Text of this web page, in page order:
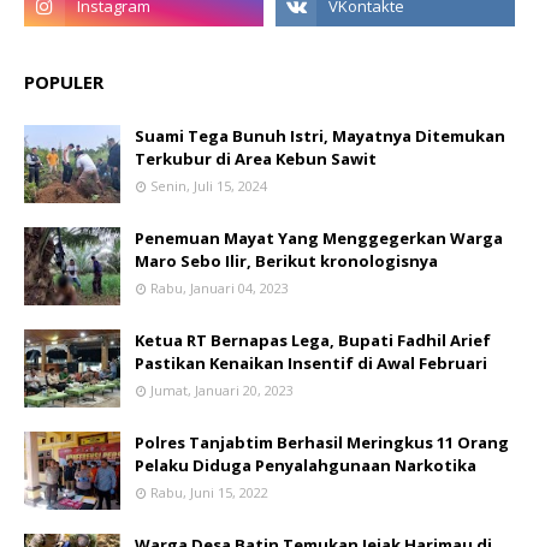
POPULER
Suami Tega Bunuh Istri, Mayatnya Ditemukan
Terkubur di Area Kebun Sawit
Senin, Juli 15, 2024
Penemuan Mayat Yang Menggegerkan Warga
Maro Sebo Ilir, Berikut kronologisnya
Rabu, Januari 04, 2023
Ketua RT Bernapas Lega, Bupati Fadhil Arief
Pastikan Kenaikan Insentif di Awal Februari
Jumat, Januari 20, 2023
Polres Tanjabtim Berhasil Meringkus 11 Orang
Pelaku Diduga Penyalahgunaan Narkotika
Rabu, Juni 15, 2022